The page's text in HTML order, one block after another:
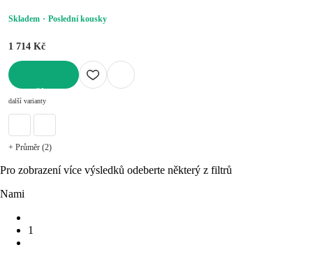
Skladem Poslední kousky
1 714 Kč
další varianty
+ Průměr (2)
Pro zobrazení více výsledků odeberte některý z filtrů
Nami
1